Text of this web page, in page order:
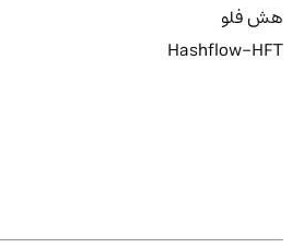
هش فلو
Hashflow-HFT